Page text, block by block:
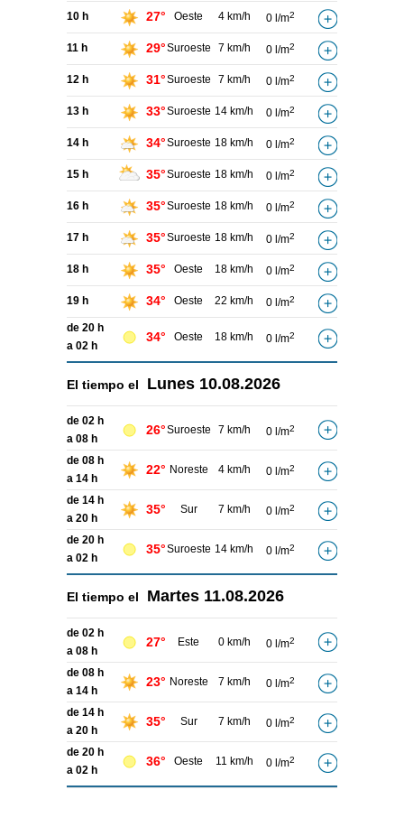
10 h 27° Oeste 4 km/h 0 l/m2
11 h 29°Suroeste 7 km/h 0 l/m2
12 h 31°Suroeste 7 km/h 0 l/m2
13 h 33°Suroeste 14 km/h 0 l/m2
14 h 34°Suroeste 18 km/h 0 l/m2
15 h 35°Suroeste 18 km/h 0 l/m2
16 h 35°Suroeste 18 km/h 0 l/m2
17 h 35°Suroeste 18 km/h 0 l/m2
18 h 35° Oeste 18 km/h 0 l/m2
19 h 34° Oeste 22 km/h 0 l/m2
de 20 h
a 02 h
34° Oeste 18 km/h 0 l/m2
El tiempo el Lunes 10.08.2026
de 02 h
a 08 h
26°Suroeste 7 km/h 0 l/m2
de 08 h
a 14 h
22° Noreste 4 km/h 0 l/m2
de 14 h
a 20 h
35° Sur 7 km/h 0 l/m2
de 20 h
a 02 h
35°Suroeste 14 km/h 0 l/m2
El tiempo el Martes 11.08.2026
de 02 h
a 08 h
27° Este 0 km/h 0 l/m2
de 08 h
a 14 h
23° Noreste 7 km/h 0 l/m2
de 14 h
a 20 h
35° Sur 7 km/h 0 l/m2
de 20 h
a 02 h
36° Oeste 11 km/h 0 l/m2